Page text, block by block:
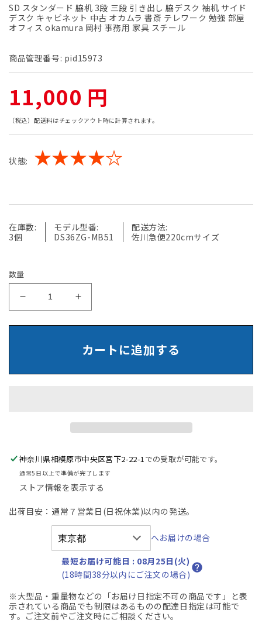
SD スタンダード 脇机 3段 三段 引き出し 脇デスク 袖机 サイド
デスク キャビネット 中古 オカムラ 書斎 テレワーク 勉強 部屋
オフィス okamura 岡村 事務用 家具 スチール
商品管理番号: pid15973
通
常
価
11,000 円
（税込） 配送料はチェックアウト時に計算されます。
状態: ★★★★☆
在庫数:
3個
モデル型番:
DS36ZG-MB51
配送方法:
佐川急便220cmサイズ
数量
ラ
400
2025071407【中
古
オ
フ
数
量
を
【中
カ
ム
ラ
机
400
2025071407【中
古
オ
フ
ス
家
具】
の
数
量
を
カートに追加する
神奈川県相模原市中央区宮下2-22-1 での受取が可能です。
通常5日以上で準備が完了します
ストア情報を表示する
出荷目安：通常７営業日(日祝休業)以内の発送。
へお届けの場合
最短お届け可能日 : 08月25日(火)
(18時間38分以内にご注文の場合)
※大型品・重量物などの「お届け日指定不可の商品です」と表
示されている商品でも制限はあるものの配達日指定は可能で
す。ご注文前やご注文時にご相談ください。